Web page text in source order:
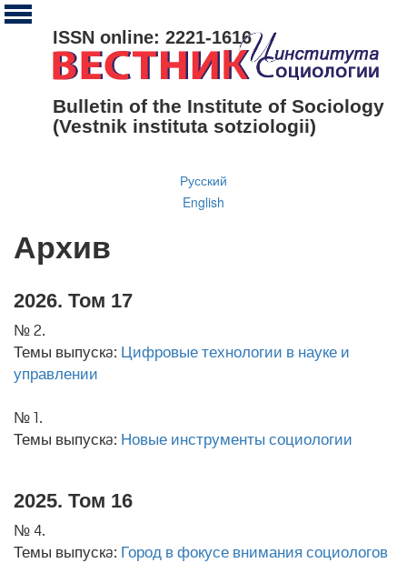
ISSN online: 2221-1616
Bulletin of the Institute of Sociology
(Vestnik instituta sotziologii)
Русский
English
Архив
2026. Том 17
№ 2.
Темы выпускa: Цифровые технологии в науке и
управлении
№ 1.
Темы выпускa: Новые инструменты социологии
2025. Том 16
№ 4.
Темы выпускa: Город в фокусе внимания социологов